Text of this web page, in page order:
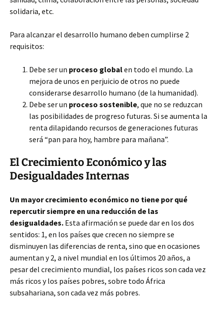
solidaria, etc.
Para alcanzar el desarrollo humano deben cumplirse 2
requisitos:
Debe ser un proceso globalen todo el mundo. La
mejora de unos en perjuicio de otros no puede
considerarse desarrollo humano (de la humanidad).
Debe ser un proceso sostenible, que no se reduzcan
las posibilidades de progreso futuras. Si se aumenta la
renta dilapidando recursos de generaciones futuras
será “pan para hoy, hambre para mañana”.
El Crecimiento Económico y las
Desigualdades Internas
Un mayor crecimiento económico no tiene por qué
repercutir siempre en una reducción de las
desigualdades. Esta afirmación se puede dar en los dos
sentidos: 1, en los países que crecen no siempre se
disminuyen las diferencias de renta, sino que en ocasiones
aumentan y 2, a nivel mundial en los últimos 20 años, a
pesar del crecimiento mundial, los países ricos son cada vez
más ricos y los países pobres, sobre todo África
subsahariana, son cada vez más pobres.